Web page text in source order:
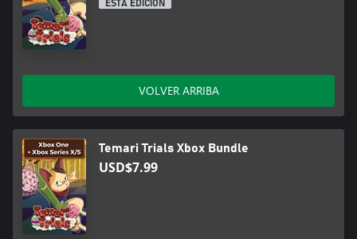
ESTA EDICIÓN
VOLVER ARRIBA
Temari Trials Xbox Bundle
USD$7.99